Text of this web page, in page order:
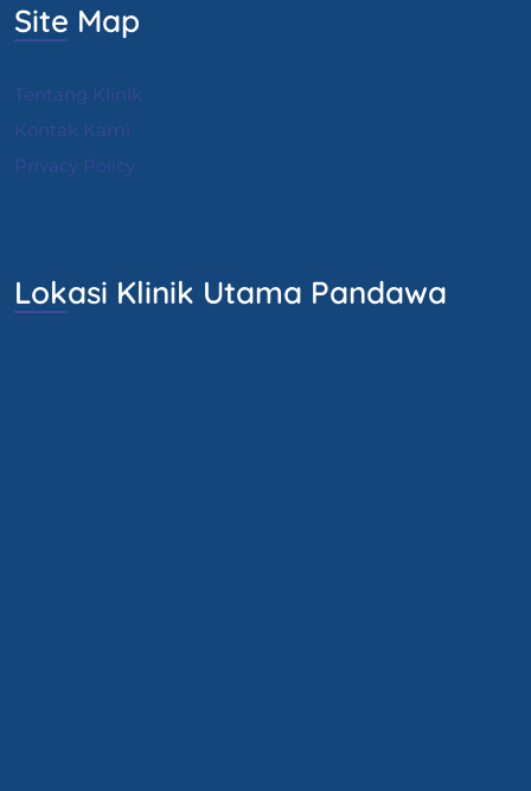
Site Map
Tentang Klinik
Kontak Kami
Privacy Policy
Lokasi Klinik Utama Pandawa